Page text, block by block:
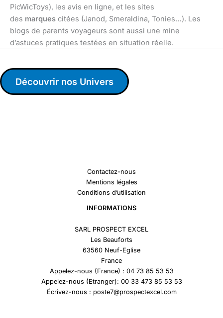
PicWicToys), les avis en ligne, et les sites
des marques citées (Janod, Smeraldina, Tonies…). Les
blogs de parents voyageurs sont aussi une mine
d’astuces pratiques testées en situation réelle.
Découvrir nos Univers
Contactez-nous
Mentions légales
Conditions d’utilisation
INFORMATIONS
SARL PROSPECT EXCEL
Les Beauforts
63560 Neuf-Eglise
France
Appelez-nous (France) : 04 73 85 53 53
Appelez-nous (Etranger): 00 33 473 85 53 53
Écrivez-nous : poste7@prospectexcel.com